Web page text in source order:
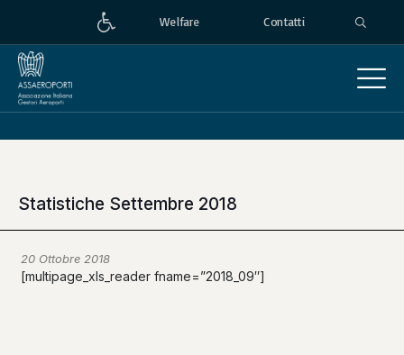
Welfare Contatti
Statistiche Settembre 2018
20 Ottobre 2018
[multipage_xls_reader fname=”2018_09″]